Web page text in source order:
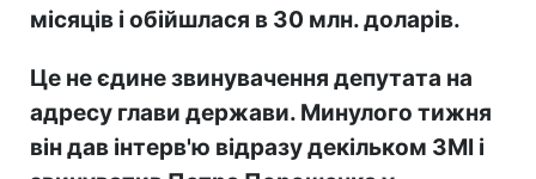
місяців і обійшлася в 30 млн. доларів.
Це не єдине звинувачення депутата на
адресу глави держави. Минулого тижня
він дав інтерв'ю відразу декільком ЗМІ і